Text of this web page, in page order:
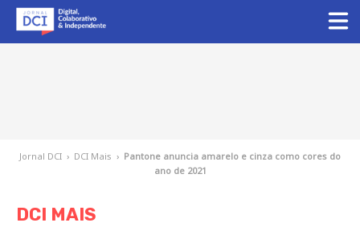
Jornal DCI › DCI Mais › Pantone anuncia amarelo e cinza como cores do
ano de 2021
DCI MAIS